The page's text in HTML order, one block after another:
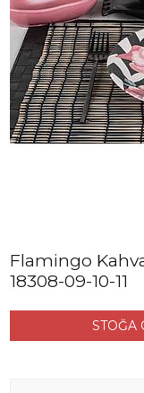
Flamingo
18308-09-10-11
STOĞA